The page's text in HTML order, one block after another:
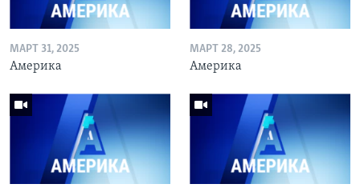
МАРТ 31, 2025
Америка
МАРТ 28, 2025
Америка